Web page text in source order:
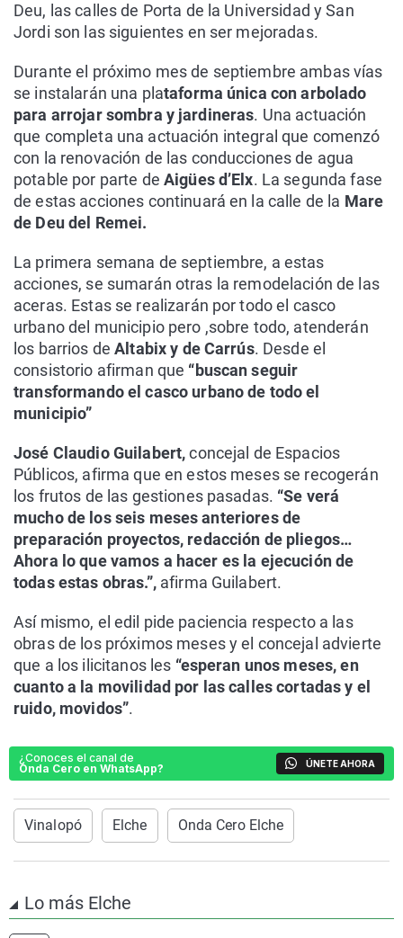
Deu, las calles de Porta de la Universidad y San
Jordi son las siguientes en ser mejoradas.
Durante el próximo mes de septiembre ambas vías
se instalarán una plataforma única con arbolado
para arrojar sombra y jardineras. Una actuación
que completa una actuación integral que comenzó
con la renovación de las conducciones de agua
potable por parte de Aigües d’Elx. La segunda fase
de estas acciones continuará en la calle de la Mare
de Deu del Remei.
La primera semana de septiembre, a estas
acciones, se sumarán otras la remodelación de las
aceras. Estas se realizarán por todo el casco
urbano del municipio pero ,sobre todo, atenderán
los barrios deAltabix y de Carrús. Desde el
consistorio afirman que “buscan seguir
transformando el casco urbano de todo el
municipio”
José Claudio Guilabert,concejal de Espacios
Públicos, afirma que en estos meses se recogerán
los frutos de las gestiones pasadas. “Se verá
mucho de los seis meses anteriores de
preparación proyectos, redacción de pliegos…
Ahora lo que vamos a hacer es la ejecución de
todas estas obras.”,afirma Guilabert.
Así mismo, el edil pide paciencia respecto a las
obras de los próximos meses y el concejal advierte
que a los ilicitanos les “esperan unos meses, en
cuanto a la movilidad por las calles cortadas y el
ruido, movidos”.
¿Conoces el canal de
Onda Cero en WhatsApp?
ÚNETE AHORA
Vinalopó Elche Onda Cero Elche
Lo más Elche